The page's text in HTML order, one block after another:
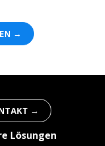
→
→
Lösungen